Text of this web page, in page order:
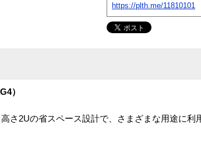
https://plth.me/11810101
）
さ2Uの省スペース設計で、さまざまな用途に